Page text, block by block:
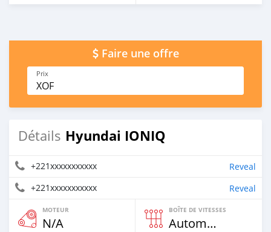
Faire une offre
Prix
XOF
Détails Hyundai IONIQ
+221xxxxxxxxxxx
Reveal
+221xxxxxxxxxxx
Reveal
MOTEUR
N/A
BOÎTE DE VITESSES
Automatique